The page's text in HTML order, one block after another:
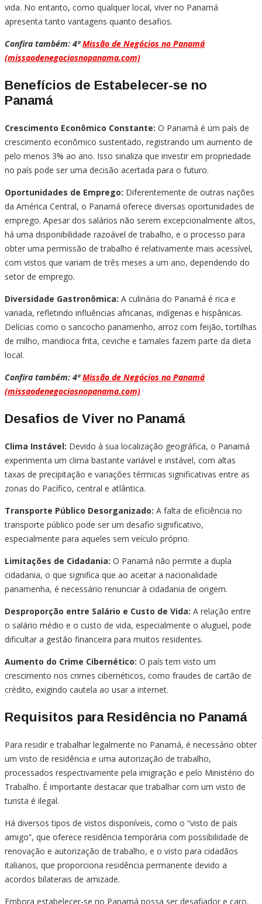
vida. No entanto, como qualquer local, viver no Panamá
apresenta tanto vantagens quanto desafios.
Confira também: 4ªMissão de Negócios no Panamá
(missaodenegociosnopanama.com)
Benefícios de Estabelecer-se no
Panamá
Crescimento Econômico Constante: O Panamá é um país de
crescimento econômico sustentado, registrando um aumento de
pelo menos 3% ao ano. Isso sinaliza que investir em propriedade
no país pode ser uma decisão acertada para o futuro.
Oportunidades de Emprego: Diferentemente de outras nações
da América Central, o Panamá oferece diversas oportunidades de
emprego. Apesar dos salários não serem excepcionalmente altos,
há uma disponibilidade razoável de trabalho, e o processo para
obter uma permissão de trabalho é relativamente mais acessível,
com vistos que variam de três meses a um ano, dependendo do
setor de emprego.
Diversidade Gastronômica: A culinária do Panamá é rica e
variada, refletindo influências africanas, indígenas e hispânicas.
Delícias como o sancocho panamenho, arroz com feijão, tortilhas
de milho, mandioca frita, ceviche e tamales fazem parte da dieta
local.
Confira também: 4ªMissão de Negócios no Panamá
(missaodenegociosnopanama.com)
Desafios de Viver no Panamá
Clima Instável: Devido à sua localização geográfica, o Panamá
experimenta um clima bastante variável e instável, com altas
taxas de precipitação e variações térmicas significativas entre as
zonas do Pacífico, central e atlântica.
Transporte Público Desorganizado: A falta de eficiência no
transporte público pode ser um desafio significativo,
especialmente para aqueles sem veículo próprio.
Limitações de Cidadania: O Panamá não permite a dupla
cidadania, o que significa que ao aceitar a nacionalidade
panamenha, é necessário renunciar à cidadania de origem.
Desproporção entre Salário e Custo de Vida: A relação entre
o salário médio e o custo de vida, especialmente o aluguel, pode
dificultar a gestão financeira para muitos residentes.
Aumento do Crime Cibernético: O país tem visto um
crescimento nos crimes cibernéticos, como fraudes de cartão de
crédito, exigindo cautela ao usar a internet.
Requisitos para Residência no Panamá
Para residir e trabalhar legalmente no Panamá, é necessário obter
um visto de residência e uma autorização de trabalho,
processados respectivamente pela imigração e pelo Ministério do
Trabalho. É importante destacar que trabalhar com um visto de
turista é ilegal.
Há diversos tipos de vistos disponíveis, como o “visto de país
amigo”, que oferece residência temporária com possibilidade de
renovação e autorização de trabalho, e o visto para cidadãos
italianos, que proporciona residência permanente devido a
acordos bilaterais de amizade.
Embora estabelecer-se no Panamá possa ser desafiador e caro,